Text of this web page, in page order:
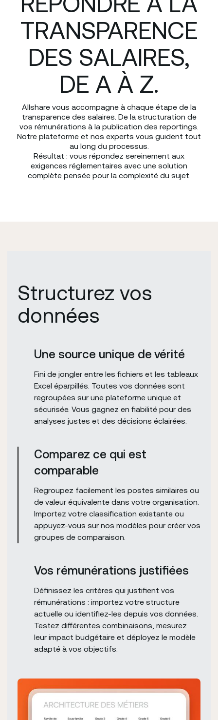
TRANSPARENCE
DES SALAIRES,
DE A À Z.
Allshare vous accompagne à chaque étape de la
transparence des salaires. De la structuration de
vos rémunérations à la publication des reportings.
Notre plateforme et nos experts vous guident tout
au long du processus.
Résultat : vous répondez sereinement aux
exigences réglementaires avec une solution
complète pensée pour la complexité du sujet.
Structurez vos
données
Une source unique de vérité
Fini de jongler entre les fichiers et les tableaux
Excel éparpillés. Toutes vos données sont
regroupées sur une plateforme unique et
sécurisée. Vous gagnez en fiabilité pour des
analyses justes et des décisions éclairées.
Comparez ce qui est
comparable
Regroupez facilement les postes similaires ou
de valeur équivalente dans votre organisation.
Importez votre classification existante ou
appuyez-vous sur nos modèles pour créer vos
groupes de comparaison.
Vos rémunérations justifiées
Définissez les critères qui justifient vos
rémunérations : importez votre structure
actuelle ou identifiez-les depuis vos données.
Testez différentes combinaisons, mesurez
leur impact budgétaire et déployez le modèle
adapté à vos objectifs.